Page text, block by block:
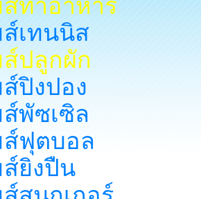
ส์ทำอาหาร
เทนนิส
ส์ปลูกผัก
ส์ปิงปอง
ส์พัซเซิล
ส์ฟุตบอล
ส์ยิงปืน